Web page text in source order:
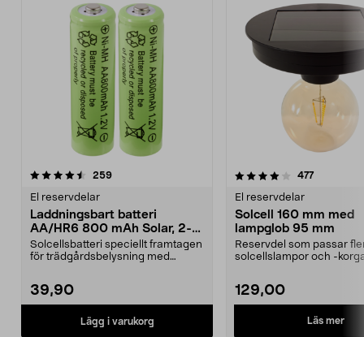
259recensioner
El reservdelar
Laddningsbart batteri
AA/HR6 800 mAh Solar, 2-
pack
Solcellsbatteri speciellt framtagen
för trädgårdsbelysning med
39,90
Lägg i varukorg
4.0 av 5 stjärnor 477
El reservdelar
Solcell 160 mm med
lampglob 95 mm
Reservdel som passar
solcellslampor och -
129,00
Läs mer
4.5 av 5 stjärnor